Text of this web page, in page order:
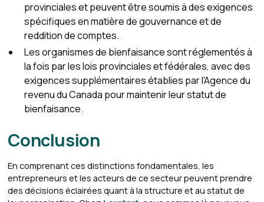
provinciales et peuvent être soumis à des exigences
spécifiques en matière de gouvernance et de
reddition de comptes.
Les organismes de bienfaisance sont réglementés à
la fois par les lois provinciales et fédérales, avec des
exigences supplémentaires établies par l'Agence du
revenu du Canada pour maintenir leur statut de
bienfaisance.
Conclusion
En comprenant ces distinctions fondamentales, les
entrepreneurs et les acteurs de ce secteur peuvent prendre
des décisions éclairées quant à la structure et au statut de